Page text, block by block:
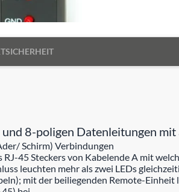
8-poligen Datenleitungen mit
Schirm) Verbindungen
45 Steckers von Kabelende A mit
leuchten mehr als zwei LEDs
mit der beiliegenden Remote-